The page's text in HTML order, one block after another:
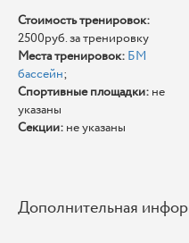
Стоимость тренировок:
2500руб. за тренировку
Места тренировок: БМ
бассейн;
Спортивные площадки: не
указаны
Секции: не указаны
Дополнительная